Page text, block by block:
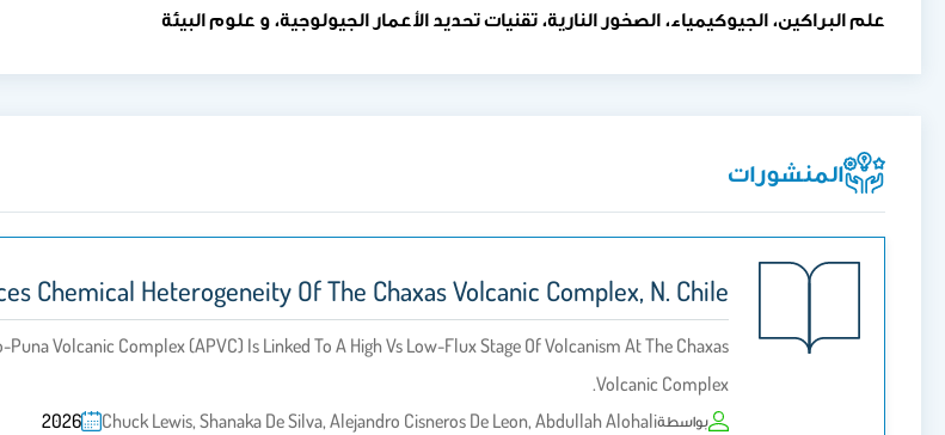
علم البراكين، الجيوكيمياء، الصخور النارية، تقنيات تحديد الأعمار الجيولوجية، و علوم البيئة
المنشورات
Chemical Heterogeneity Of The Chaxas Volcanic Complex, N. Chile
Volcanic Complex (APVC) Is Linked To A High Vs Low-Flux Stage Of Volcanism At The Chaxas
Volcanic Complex.
بواسطةChuck Lewis, Shanaka De Silva, Alejandro Cisneros De Leon, Abdullah Alohali
2026